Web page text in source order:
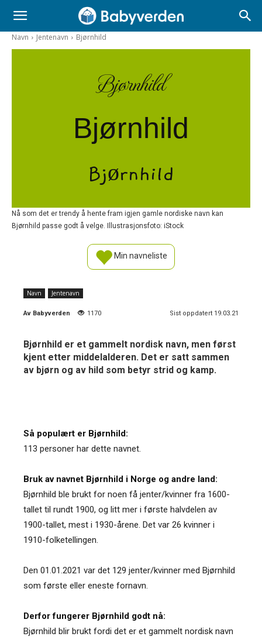
Navn Jentenavn Bjørnhild
Bjørnhild
Bjørnhild
Bjørnhild
Nå som det er trendy å hente fram igjen gamle nordiske navn kan
Bjørnhild passe godt å velge. Illustrasjonsfoto: iStock
Min navneliste
Navn Jentenavn
Av Babyverden 1170 Sist oppdatert 19.03.21
Bjørnhild er et gammelt nordisk navn, men først
kjent etter middelalderen. Det er satt sammen
av bjørn og av hild som betyr strid og kamp.
Så populært er Bjørnhild:
113 personer har dette navnet.
Bruk av navnet Bjørnhild i Norge og andre land:
Bjørnhild ble brukt for noen få jenter/kvinner fra 1600-
tallet til rundt 1900, og litt mer i første halvdelen av
1900-tallet, mest i 1930-årene. Det var 26 kvinner i
1910-folketellingen.
Den 01.01.2021 var det 129 jenter/kvinner med Bjørnhild
som første eller eneste fornavn.
Derfor fungerer Bjørnhild godt nå:
Bjørnhild blir brukt fordi det er et gammelt nordisk navn